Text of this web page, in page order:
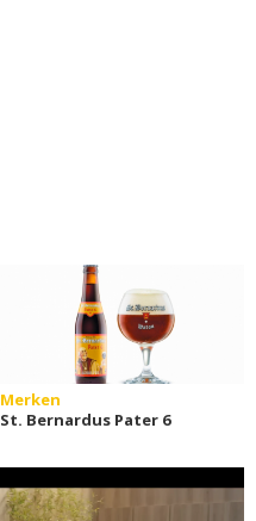
Merken
St. Bernardus Pater 6